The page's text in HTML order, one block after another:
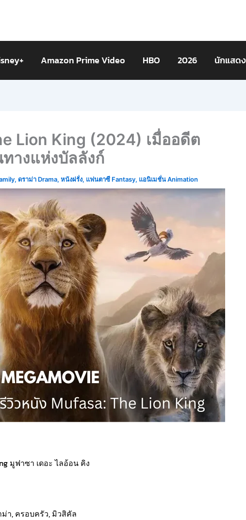
Amazon Prime Video HBO 2026 นักแสดง
Lion King (2024) เมื่ออดีต
างแห่งบัลลังก์
, ดราม่า Drama, หนังฝรั่ง, แฟนตาซี Fantasy, แอนิเมชั่น Animation
มูฟาซา เดอะ ไลอ้อน คิง
า, ครอบครัว, มิวสิคัล